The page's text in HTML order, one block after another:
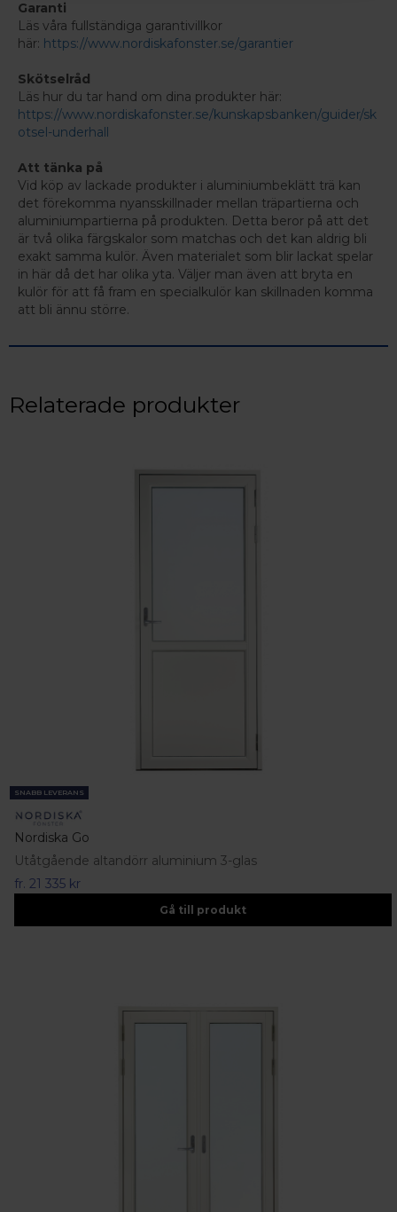
Garanti
Läs våra fullständiga garantivillkor
här: https://www.nordiskafonster.se/garantier
Skötselråd
Läs hur du tar hand om dina produkter här:
https://www.nordiskafonster.se/kunskapsbanken/guider/sk
otsel-underhall
Att tänka på
Vid köp av lackade produkter i aluminiumbeklätt trä kan
det förekomma nyansskillnader mellan träpartierna och
aluminiumpartierna på produkten. Detta beror på att det
är två olika färgskalor som matchas och det kan aldrig bli
exakt samma kulör. Även materialet som blir lackat spelar
in här då det har olika yta. Väljer man även att bryta en
kulör för att få fram en specialkulör kan skillnaden komma
att bli ännu större.
Relaterade produkter
SNABB LEVERANS
Nordiska Go
Utåtgående altandörr aluminium 3-glas
fr. 21 335 kr
Gå till produkt